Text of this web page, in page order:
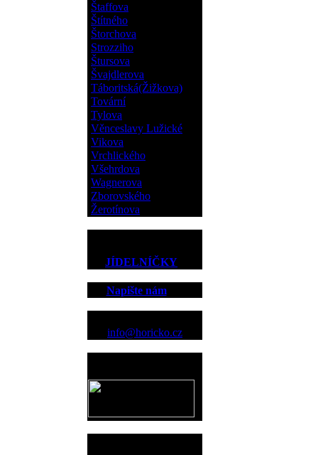
Štaffova
Štítného
Štorchova
Strozziho
Štursova
Švajdlerova
Táboritská(Žižkova)
Tovární
Tylova
Věnceslavy Lužické
Vikova
Vrchlického
Všehrdova
Wagnerova
Zborovského
Žerotínova
JÍDELNÍČKY
Napište nám
info@horicko.cz